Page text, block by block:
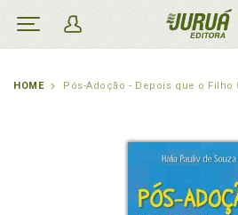
HOME Pós-Adoção - Depois que o Filho